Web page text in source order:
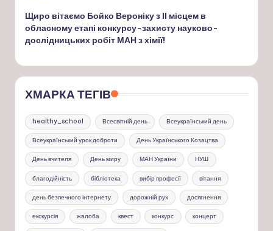
Щиро вітаємо Бойко Вероніку з ІІ місцем в
обласному етапі конкурсу-захисту науково-
дослідницьких робіт МАН з хімії!
ХМАРКА ТЕГІВ
healthy_school Всесвітній день Всеукраїнський день
Всеукраїнський урок доброти День Українського Козацтва
День вчителя День миру МАН України НУШ
благодійність бібліотека вибір професії вітання
день безпечного інтернету дорожній рух досягнення
екскурсія жалоба квест конкурс концерт